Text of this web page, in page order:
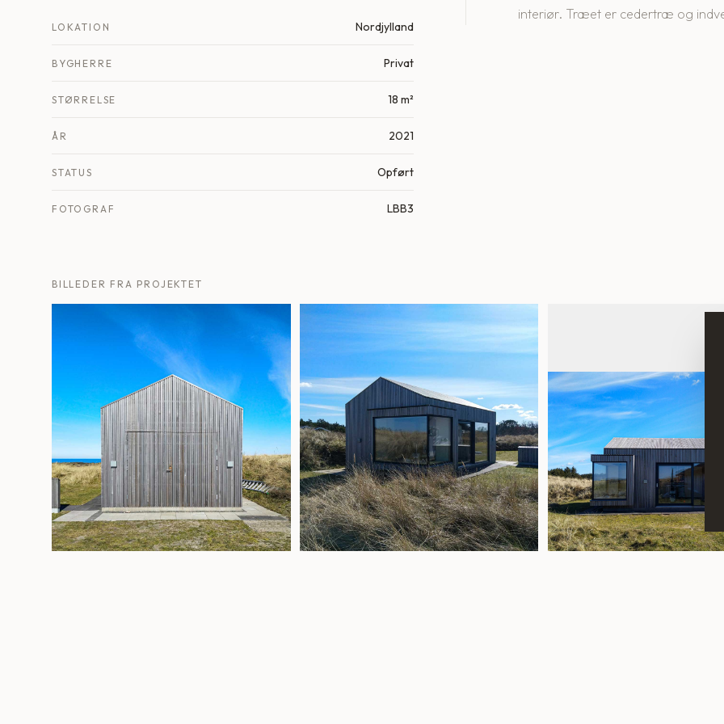
LOKATION Nordjylland
BYGHERRE Privat
STØRRELSE 18 m²
ÅR 2021
STATUS Opført
FOTOGRAF LBB3
interiør. Træet er cedertræ og
BILLEDER FRA PROJEKTET